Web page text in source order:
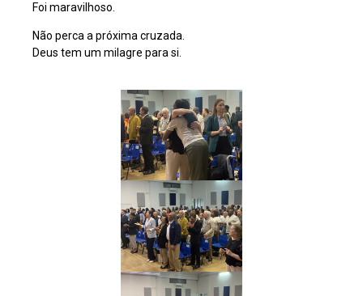
Foi maravilhoso.
Não perca a próxima cruzada.
Deus tem um milagre para si.